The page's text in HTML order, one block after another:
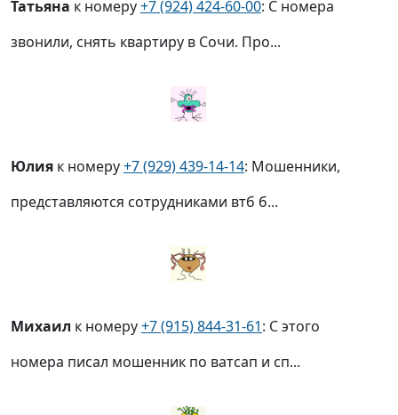
Татьяна к номеру+7 (924) 424-60-00: С номера
звонили, снять квартиру в Сочи. Про...
Юлия к номеру+7 (929) 439-14-14: Мошенники,
представляются сотрудниками втб б...
Михаил к номеру+7 (915) 844-31-61: С этого
номера писал мошенник по ватсап и сп...